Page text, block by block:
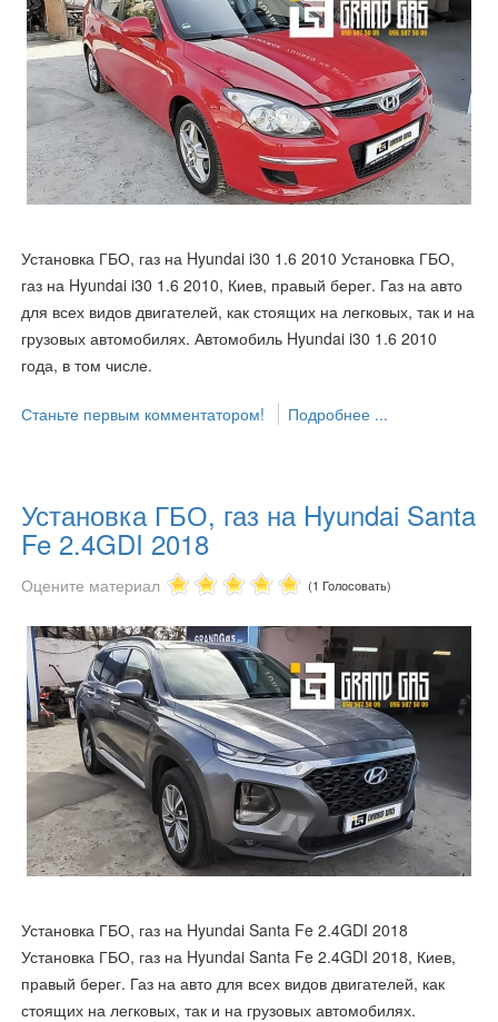
Установка ГБО, газ на Hyundai i30 1.6 2010 Установка ГБО,
газ на Hyundai i30 1.6 2010, Киев, правый берег. Газ на авто
для всех видов двигателей, как стоящих на легковых, так и на
грузовых автомобилях. Автомобиль Hyundai i30 1.6 2010
года, в том числе.
Станьте первым комментатором! Подробнее ...
Установка ГБО, газ на Hyundai Santa
Fe 2.4GDI 2018
Оцените материал (1 Голосовать)
Установка ГБО, газ на Hyundai Santa Fe 2.4GDI 2018
Установка ГБО, газ на Hyundai Santa Fe 2.4GDI 2018, Киев,
правый берег. Газ на авто для всех видов двигателей, как
стоящих на легковых, так и на грузовых автомобилях.